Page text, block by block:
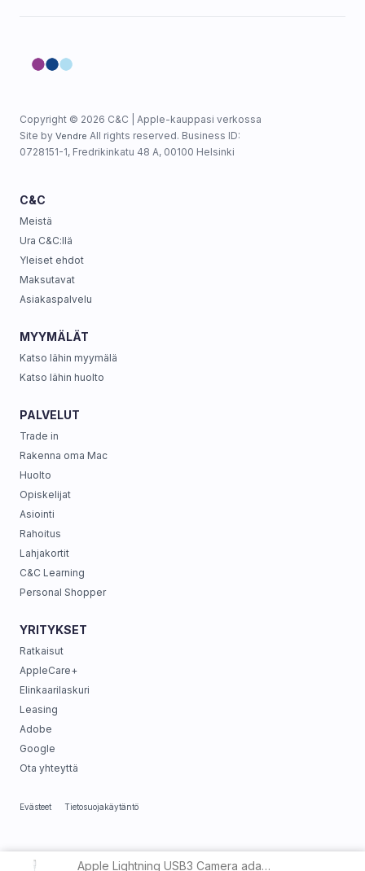
Apple Lightning USB3 Camera adapter White
Copyright © 2026 C&C | Apple-kauppasi verkossa
Site by Vendre All rights reserved. Business ID:
0728151-1, Fredrikinkatu 48 A, 00100 Helsinki
C&C
Meistä
Ura C&C:llä
Yleiset ehdot
Maksutavat
Asiakaspalvelu
MYYMÄLÄT
Katso lähin myymälä
Katso lähin huolto
PALVELUT
Trade in
Rakenna oma Mac
Huolto
Opiskelijat
Asiointi
Rahoitus
Lahjakortit
C&C Learning
Personal Shopper
YRITYKSET
Ratkaisut
AppleCare+
Elinkaarilaskuri
Leasing
Adobe
Google
Ota yhteyttä
Evästeet Tietosuojakäytäntö